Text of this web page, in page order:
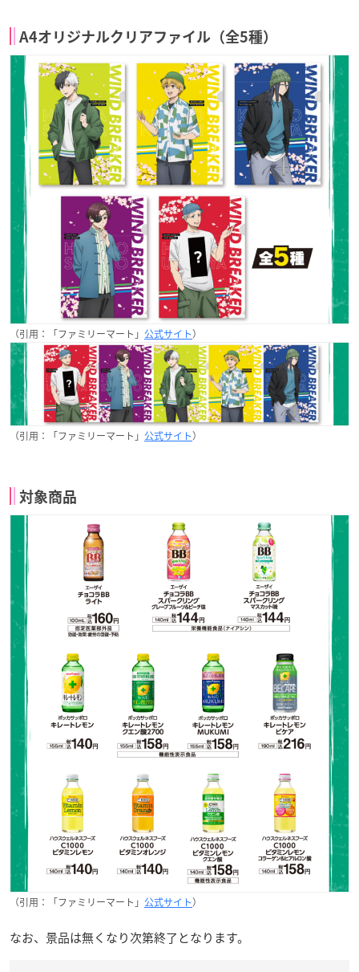
A4オリジナルクリアファイル（全5種）
（引用：「ファミリーマート」 公式サイト）
（引用：「ファミリーマート」 公式サイト）
対象商品
（引用：「ファミリーマート」 公式サイト）
なお、景品は無くなり次第終了となります。